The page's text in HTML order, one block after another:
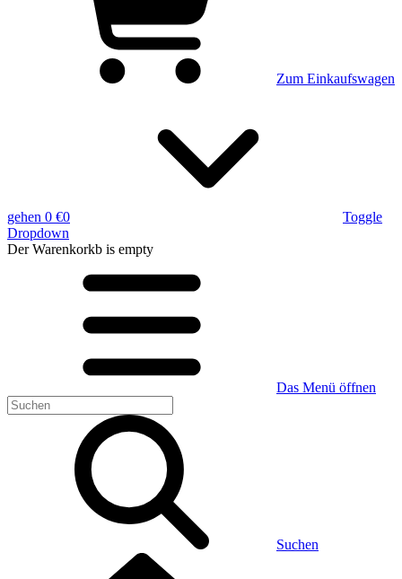
Zum Einkaufswagen
gehen 0 €0
Toggle
Dropdown
Der Warenkorkb is empty
Das Menü öffnen
Suchen